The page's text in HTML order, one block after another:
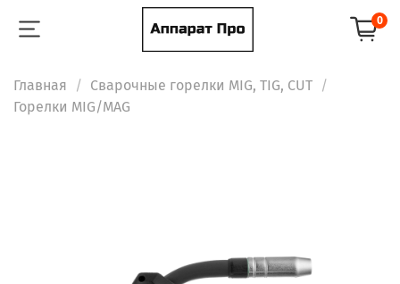
0
Главная
Сварочные горелки MIG, TIG, CUT
Горелки MIG/MAG